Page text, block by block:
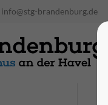
info@stg-brandenburg.de